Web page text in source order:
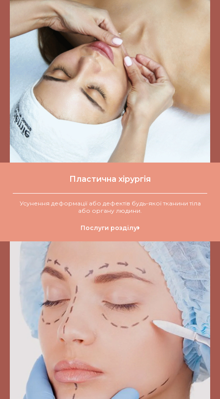
Пластична хірургія
Усунення деформації або дефектів будь-якої тканини тіла
або органу людини.
Послуги розділу